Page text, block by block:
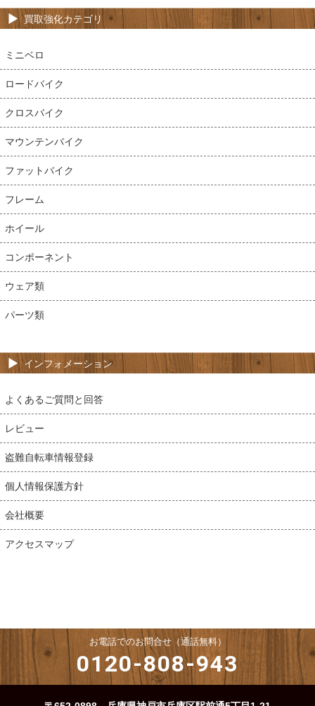
買取強化カテゴリ
ミニベロ
ロードバイク
クロスバイク
マウンテンバイク
ファットバイク
フレーム
ホイール
コンポーネント
ウェア類
パーツ類
インフォメーション
よくあるご質問と回答
レビュー
盗難自転車情報登録
個人情報保護方針
会社概要
アクセスマップ
お電話でのお問合せ（通話無料）
0120-808-943